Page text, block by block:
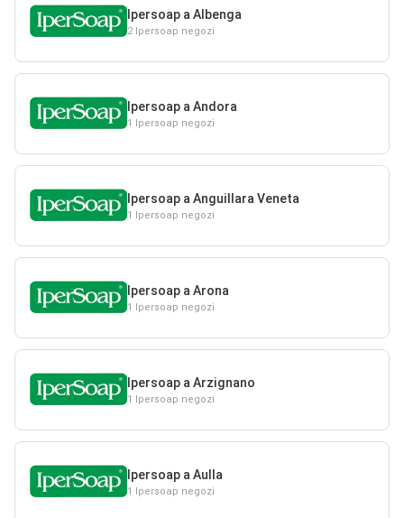
Ipersoap a Albenga
2 Ipersoap negozi
Ipersoap a Andora
1 Ipersoap negozi
Ipersoap a Anguillara Veneta
1 Ipersoap negozi
Ipersoap a Arona
1 Ipersoap negozi
Ipersoap a Arzignano
1 Ipersoap negozi
Ipersoap a Aulla
1 Ipersoap negozi